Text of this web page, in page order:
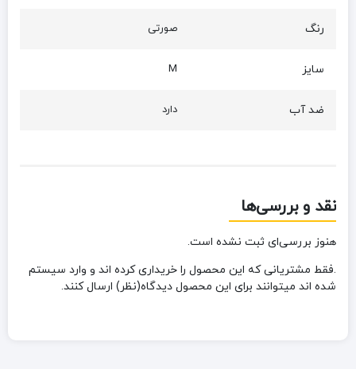
رنگ صورتی
سایز M
ضد آب دارد
نقد و بررسی‌ها
هنوز بررسی‌ای ثبت نشده است.
.فقط مشتریانی که این محصول را خریداری کرده اند و وارد سیستم
شده اند میتوانند برای این محصول دیدگاه(نظر) ارسال کنند.